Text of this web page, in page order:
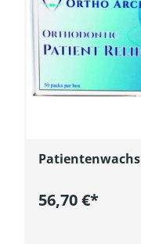
Patientenwachs
56,70 €*